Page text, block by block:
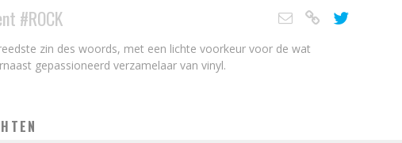
#ROCK
zin des woords, met een lichte voorkeur voor de wat
gepassioneerd verzamelaar van vinyl.